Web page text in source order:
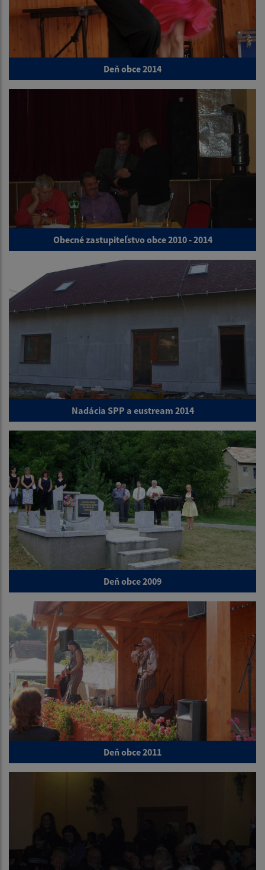
Deň obce 2014
Obecné zastupiteľstvo obce 2010 - 2014
Nadácia SPP a eustream 2014
Deň obce 2009
Deň obce 2011